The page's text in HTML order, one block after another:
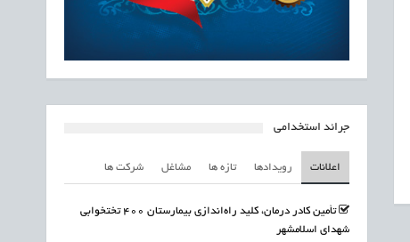
جرائد استخدامی
اعلانات رویدادها تازه ها مشاغل شرکت ها
تأمین کادر درمان، کلید راه‌اندازی بیمارستان ۴۰۰ تختخوابی
شهدای اسلامشهر